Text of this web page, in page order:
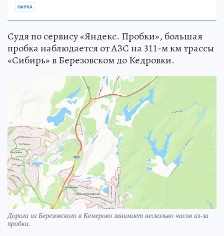
НАУКА
Судя по сервису «Яндекс. Пробки», большая
пробка наблюдается от АЗС на 311-м км трассы
«Сибирь» в Березовском до Кедровки.
Дорога из Березовского в Кемерово занимает несколько часов из-за
пробки.